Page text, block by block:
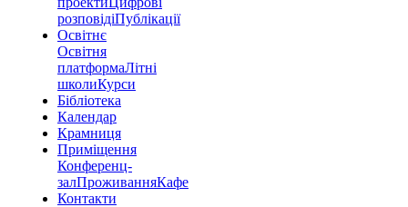
розповідіПублікації
Освітнє
Освітня
платформаЛітні
школиКурси
Бібліотека
Календар
Крамниця
Приміщення
Конференц-
залПроживанняКафе
Контакти